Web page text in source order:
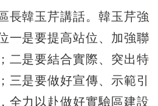
韓玉芹講話。韓玉芹強
一是要提高站位、加強聯
二是要結合實際、突出特
三是要做好宣傳、示範引
全力以赴做好實驗區建設